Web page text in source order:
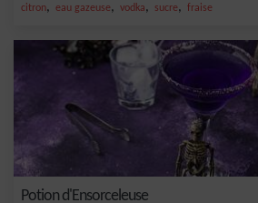
citron, eau gazeuse, vodka, sucre, fraise
Potion d'Ensorceleuse